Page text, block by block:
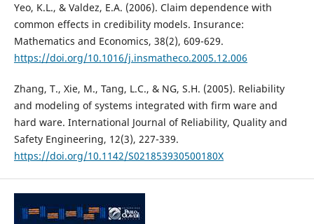
Yeo, K.L., & Valdez, E.A. (2006). Claim dependence with
common effects in credibility models. Insurance:
Mathematics and Economics, 38(2), 609-629.
https://doi.org/10.1016/j.insmatheco.2005.12.006
Zhang, T., Xie, M., Tang, L.C., & NG, S.H. (2005). Reliability
and modeling of systems integrated with firm ware and
hard ware. International Journal of Reliability, Quality and
Safety Engineering, 12(3), 227-339.
https://doi.org/10.1142/S021853930500180X